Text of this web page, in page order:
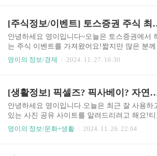
고 혜택 함께 이용 가능*단, 디지털콘텐츠는 멤
십 이..
하여 144괘를 현대적 의미로 재해석. 인생의 길
지사를 144괘로 분석하여 이를 재해석한 현대역
의 새로운 비결. 천년비서가 과거의 역학이었
nlife.sinbiun.com 2. 농협은행 :: 농협은행 ::본 운
컨텐츠는 농협과 (주)고든 제휴를 통해서 제공해
수 있습니다. 연락처 : 070..
[주식정보/이벤트]
안녕하세요 영이입니다~오늘은 토스증권에서
는 주식 이벤트를 가져왔어요!짧지만 많은 분께
개하고 싶어서 올려봅니다:) 토스증권 PC 버전
법토스증권 PC를 통해 이벤트 기간 내 처음으로
그인할 경우, 랜덤 주식을 받을 수 있습니다.※
트북이나, 데스크톱으로 토스 홈페이지 들어가
그인하면 됩니다. (모바일 접속 X)주식 지급일체
되는 날을 포함하지 않은 영업일 7일 이내 ▼ 토
세하게 거래해요.tossinvest.com 이벤트 방법은
영이의 정보/경제 2024. 11. 27. 16:30
[생활정보] 픽셀즈? 픽사베이? 자연스러운 사진을
안녕하세요 영이입니다.오늘은 최근 잘 사용하
있는 사진 공유 사이트를 알려드리려고 해요!티
토리를 하는 분이라면 익숙할 픽셀즈와 픽사베이
니다.핀터레스트 같은 경우는 불펌한 사진이 다
영이의 정보/문화+생활 2024. 11. 26. 22:04